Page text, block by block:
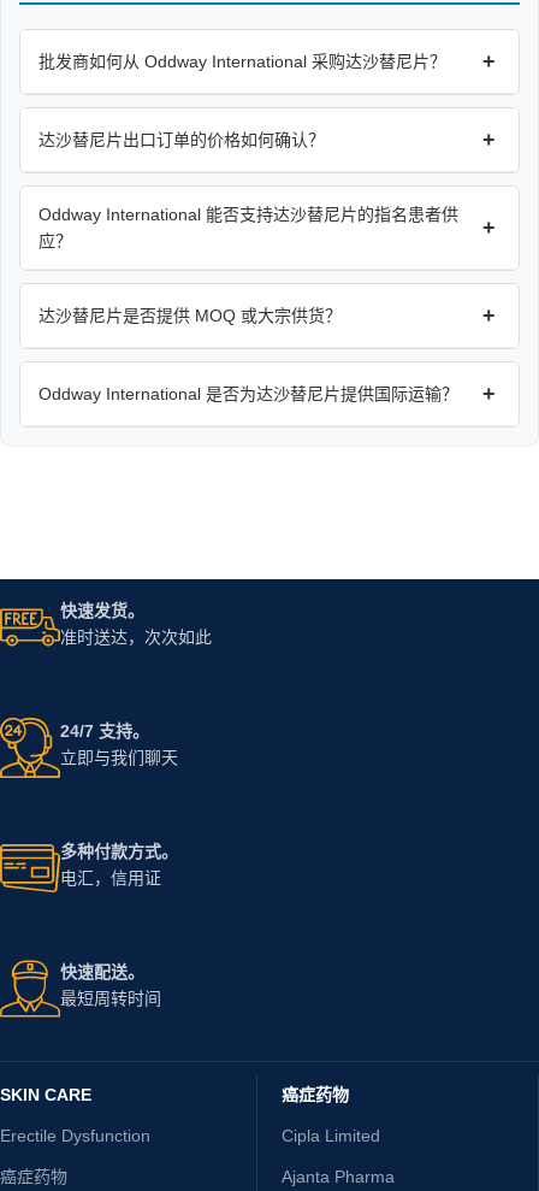
批发商如何从 Oddway International 采购达沙替尼片？ +
达沙替尼片出口订单的价格如何确认？ +
Oddway International 能否支持达沙替尼片的指名患者供
应？
+
达沙替尼片是否提供 MOQ 或大宗供货？ +
Oddway International 是否为达沙替尼片提供国际运输？ +
快速发货。
准时送达，次次如此
24/7 支持。
立即与我们聊天
多种付款方式。
电汇，信用证
快速配送。
最短周转时间
SKIN CARE
Erectile Dysfunction
癌症药物
癌症药物
Cipla Limited
Ajanta Pharma